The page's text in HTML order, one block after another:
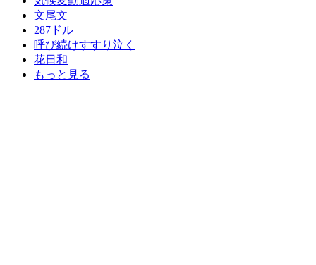
文尾文
287ドル
呼び続けすすり泣く
花日和
もっと見る